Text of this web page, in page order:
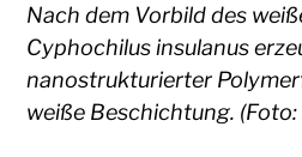
Nach dem Vorbild des
Cyphochilus insulanus
nanostrukturierter
weiße Beschichtung. (Foto: